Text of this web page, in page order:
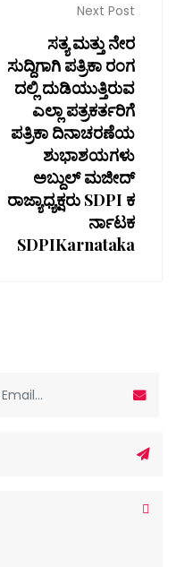
Next Post
ಸತ್ಯ ಮತ್ತು ನೇರ
ಸುದ್ದಿಗಾಗಿ ಪತ್ರಿಕಾ ರಂಗ
ದಲ್ಲಿ ದುಡಿಯುತ್ತಿರುವ
ಎಲ್ಲಾ ಪತ್ರಕರ್ತರಿಗೆ
ಪತ್ರಿಕಾ ದಿನಾಚರಣೆಯ
ಶುಭಾಶಯಗಳು
ಅಬ್ದುಲ್ ಮಜೀದ್
ರಾಜ್ಯಾಧ್ಯಕ್ಷರು SDPI ಕ
ರ್ನಾಟಕ
SDPIKarnataka